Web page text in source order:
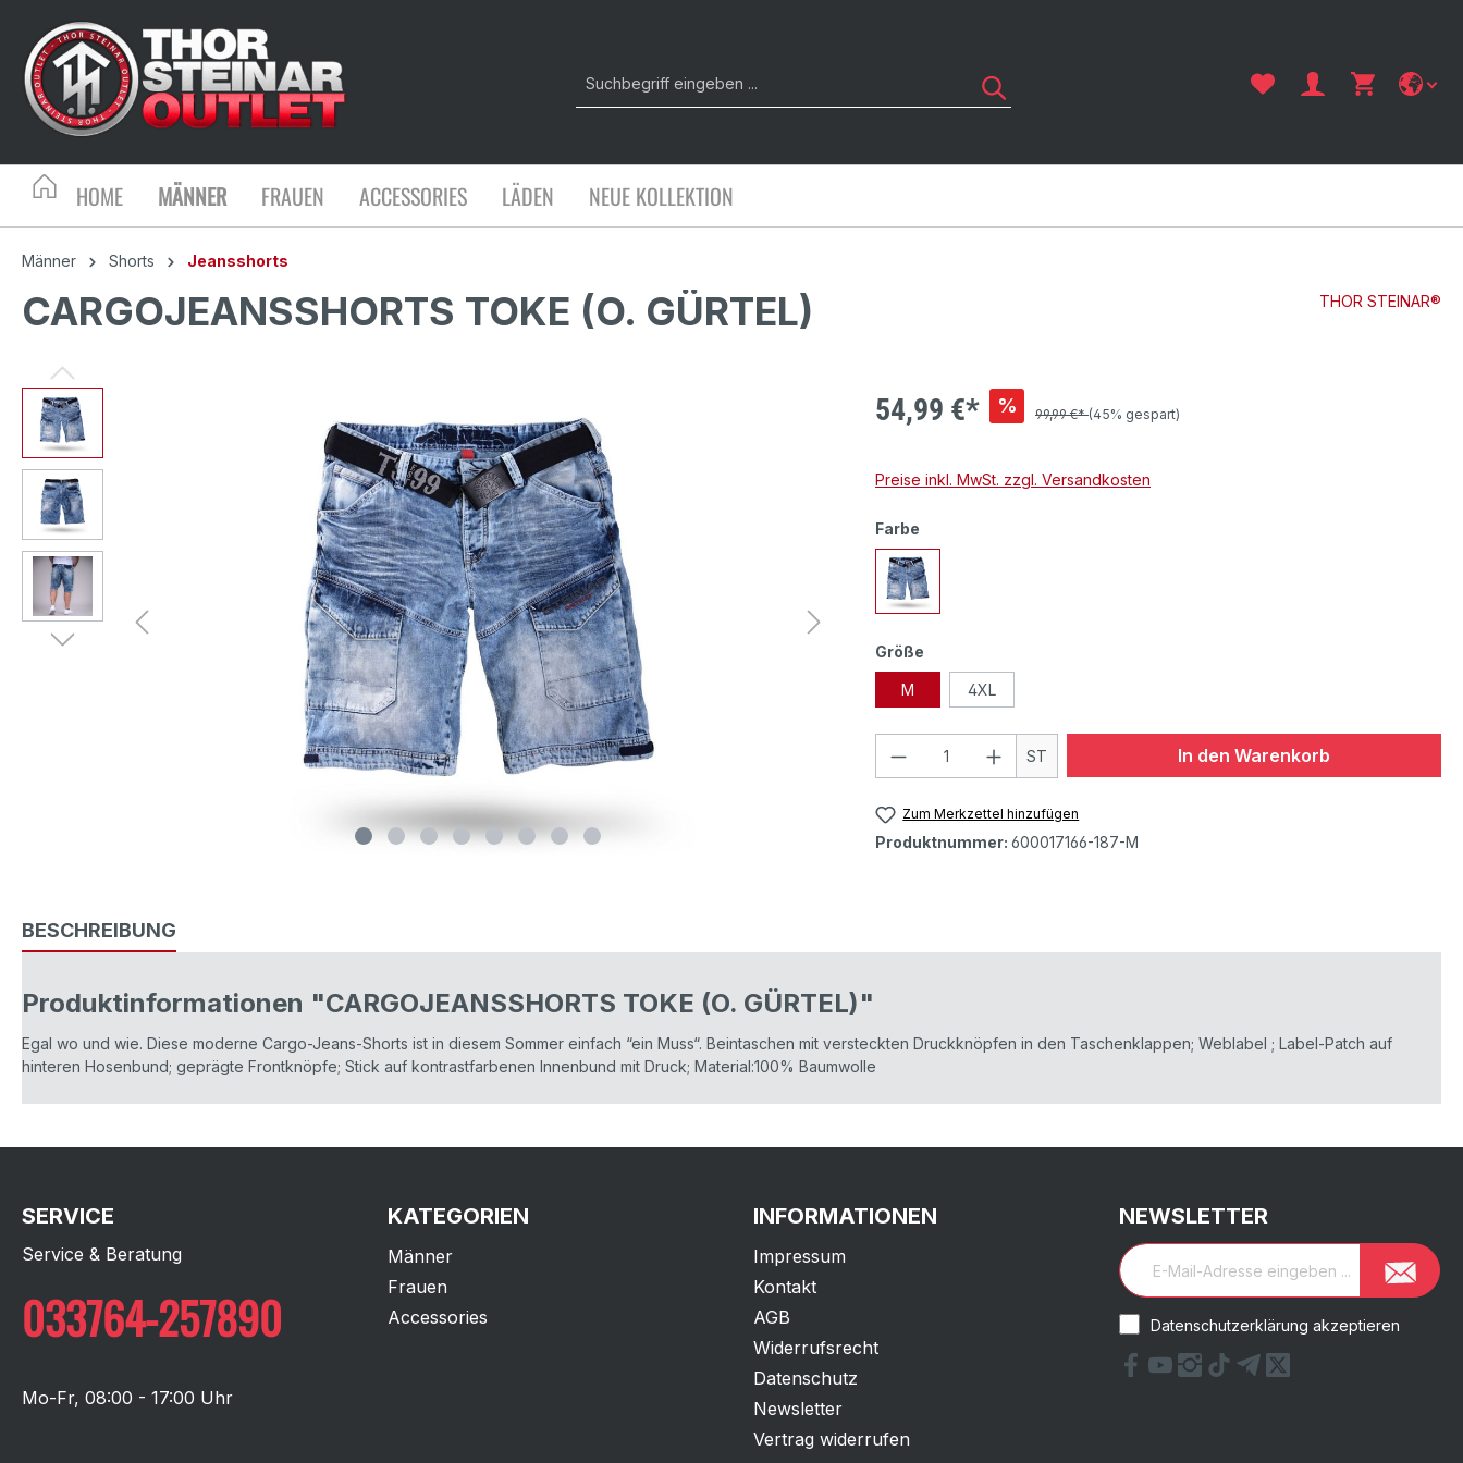
HOME MÄNNER FRAUEN ACCESSORIES LÄDEN NEUE KOLLEKTION
Männer Shorts Jeansshorts
CARGOJEANSSHORTS TOKE (O. GÜRTEL) THOR STEINAR®
54,99 €* % 99,99 €*(45% gespart)
Preise inkl. MwSt. zzgl. Versandkosten
Farbe
Größe
M 4XL
ST In den Warenkorb
Zum Merkzettel hinzufügen
Produktnummer: 600017166-187-M
BESCHREIBUNG
Produktinformationen "CARGOJEANSSHORTS TOKE (O. GÜRTEL)"
Egal wo und wie. Diese moderne Cargo-Jeans-Shorts ist in diesem Sommer einfach “ein Muss“. Beintaschen mit versteckten Druckknöpfen in den Taschenklappen; Weblabel ; Label-Patch auf
hinteren Hosenbund; geprägte Frontknöpfe; Stick auf kontrastfarbenen Innenbund mit Druck; Material:100% Baumwolle
SERVICE
Service & Beratung
033764-257890
Mo-Fr, 08:00 - 17:00 Uhr
KATEGORIEN
Männer
Frauen
Accessories
INFORMATIONEN
Impressum
Kontakt
AGB
Widerrufsrecht
Datenschutz
Newsletter
Vertrag widerrufen
NEWSLETTER
Datenschutzerklärung akzeptieren